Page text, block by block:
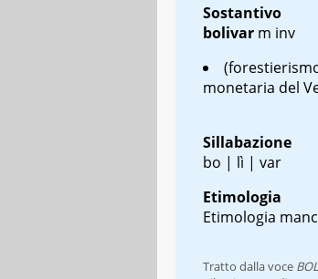
Sostantivo
bolivar m inv
monetaria del
Sillabazione
bo | lì | var
Etimologia
Etimologia
Tratto dalla voce